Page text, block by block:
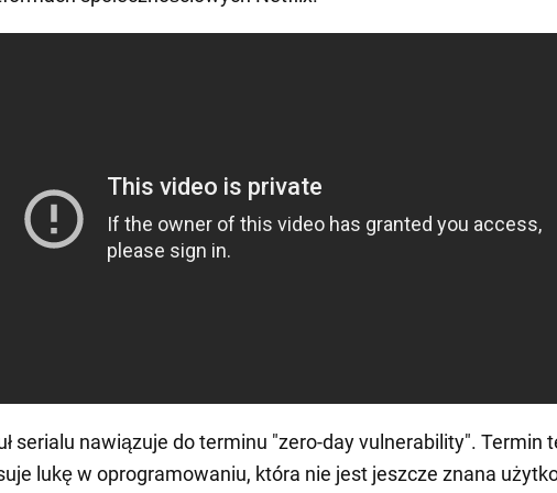
serialu nawiązuje do terminu "zero-day vulnerability". Termin
lukę w oprogramowaniu, która nie jest jeszcze znana